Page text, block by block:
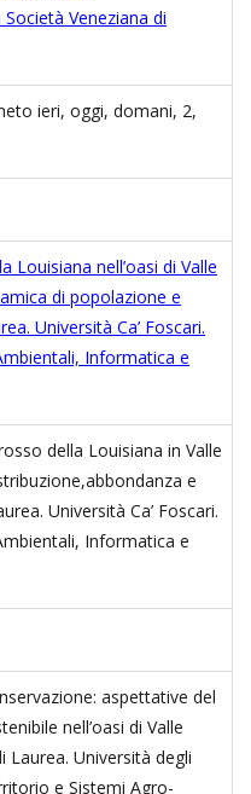
Veneziana di
ieri, oggi, domani, 2,
Louisiana nell’oasi di Valle
di popolazione e
Università Ca’ Foscari.
Informatica e
della Louisiana in Valle
e
Università Ca’ Foscari.
Informatica e
aspettative del
nell’oasi di Valle
Laurea. Università degli
e Sistemi Agro-